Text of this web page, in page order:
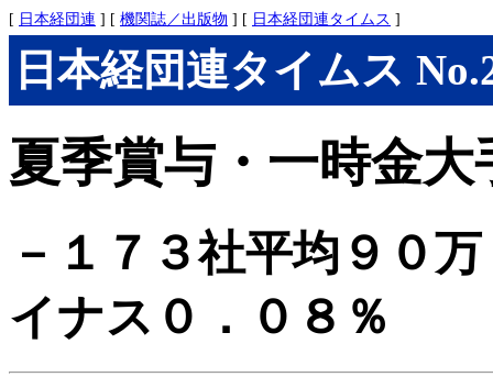
[ 日本経団連 ] [ 機関誌／出版物 ] [ 日本経団連タイムス ]
日本経団連タイムス
夏季賞与・一時金
－１７３社平均９０
イナス０．０８％